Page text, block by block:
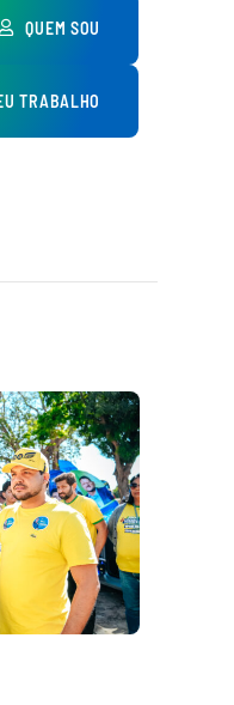
QUEM SOU
TRABALHO